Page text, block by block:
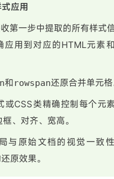
应用
第一步中提取的所有样式信
应用到对应的HTML元素
和rowspan还原合并单元格
或CSS类精确控制每个元
、对齐、宽高。
与原始文档的视觉一致
原效果。